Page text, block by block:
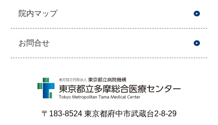
院内マップ
お問合せ
〒183-8524 東京都府中市武蔵台2-8-29